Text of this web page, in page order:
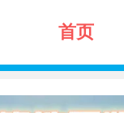
首页